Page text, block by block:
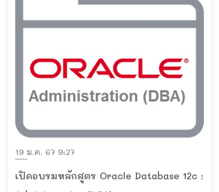
19 ม.ค. 67 9:27
เปิดอบรมหลักสูตร Oracle Database 12c :